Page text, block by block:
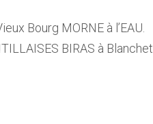
Bourg MORNE à l’EAU.
BIRAS à Blanchet